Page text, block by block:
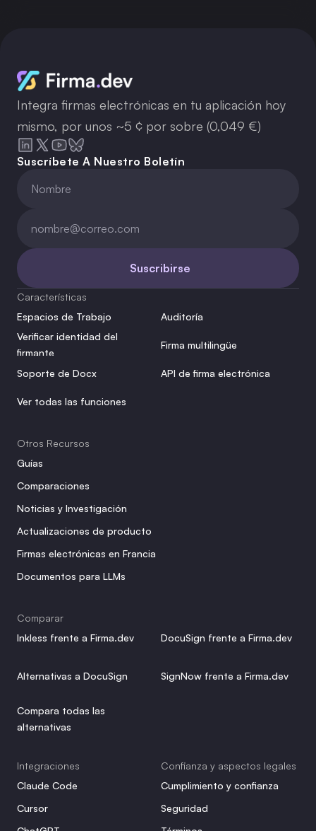
Integra firmas electrónicas en tu aplicación hoy
mismo, por unos ~5 ¢ por sobre (0,049 €)
Suscríbete A Nuestro Boletín
Suscribirse
Características
Espacios de Trabajo
Auditoría
Verificar identidad del
firmante
Firma multilingüe
Soporte de Docx API de firma electrónica
Ver todas las funciones
Otros Recursos
Guías
Comparaciones
Noticias y Investigación
Actualizaciones de producto
Firmas electrónicas en Francia
Documentos para LLMs
Comparar
Inkless frente a Firma.dev
DocuSign frente a Firma.dev
Alternativas a DocuSign SignNow frente a Firma.dev
Compara todas las
alternativas
Integraciones
Claude Code
Cursor
Confianza y aspectos legales
Cumplimiento y confianza
Seguridad